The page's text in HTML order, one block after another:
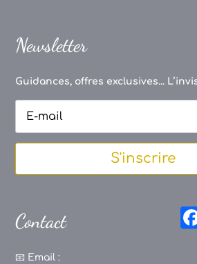
Newsletter
Guidances, offres exclusives...
S'inscrire
Contact
📧 Email :